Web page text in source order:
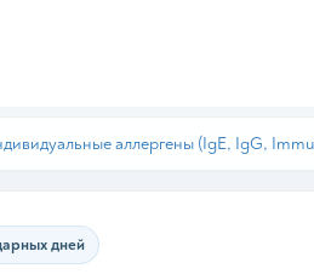
аллергены (IgE, IgG,
дней